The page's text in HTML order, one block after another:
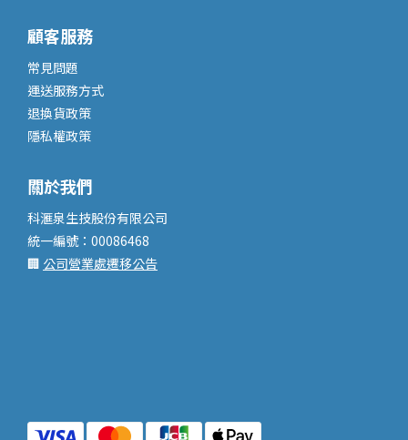
顧客服務
常見問題
運送服務方式
退換貨政策
隱私權政策
關於我們
科滙泉生技股份有限公司
統一編號：00086468
🏢 公司營業處遷移公告